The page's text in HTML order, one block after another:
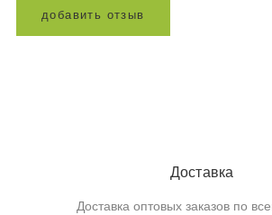
доба вит ь отз ыв
Доставка
Доставка оптовых заказов по